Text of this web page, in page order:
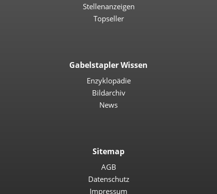
Stellenanzeigen
Topseller
Gabelstapler Wissen
Enzyklopädie
Bildarchiv
News
Sitemap
AGB
Datenschutz
Impressum